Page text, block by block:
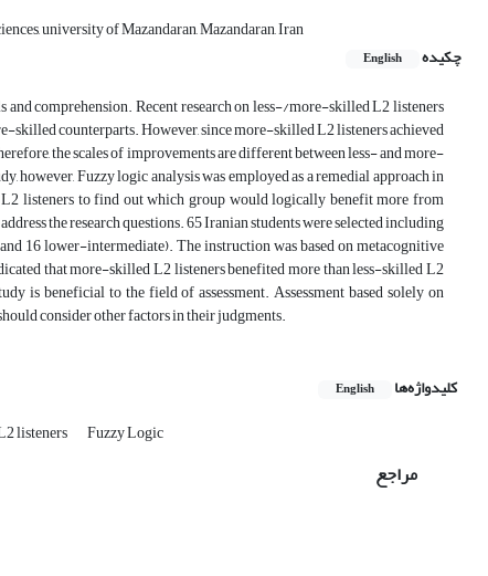
university of Mazandaran, Mazandaran, Iran
چکیده
English
comprehension. Recent research on less-/more-skilled L2 listeners
counterparts. However, since more-skilled L2 listeners achieved
the scales of improvements are different between less- and more-
however, Fuzzy logic analysis was employed as a remedial approach in
L2 listeners to find out which group would logically benefit more from
the research questions. 65 Iranian students were selected including
16 lower-intermediate). The instruction was based on metacognitive
that more-skilled L2 listeners benefited more than less-skilled L2
is beneficial to the field of assessment. Assessment based solely on
consider other factors in their judgments.
کلیدواژه‌ها English
listeners Fuzzy Logic
مراجع